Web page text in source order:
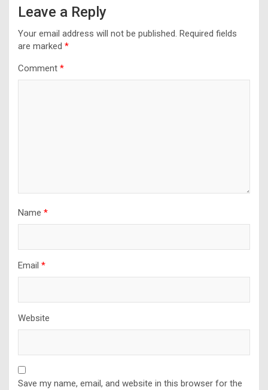
Leave a Reply
Your email address will not be published. Required fields
are marked *
Comment *
Name *
Email *
Website
Save my name, email, and website in this browser for the